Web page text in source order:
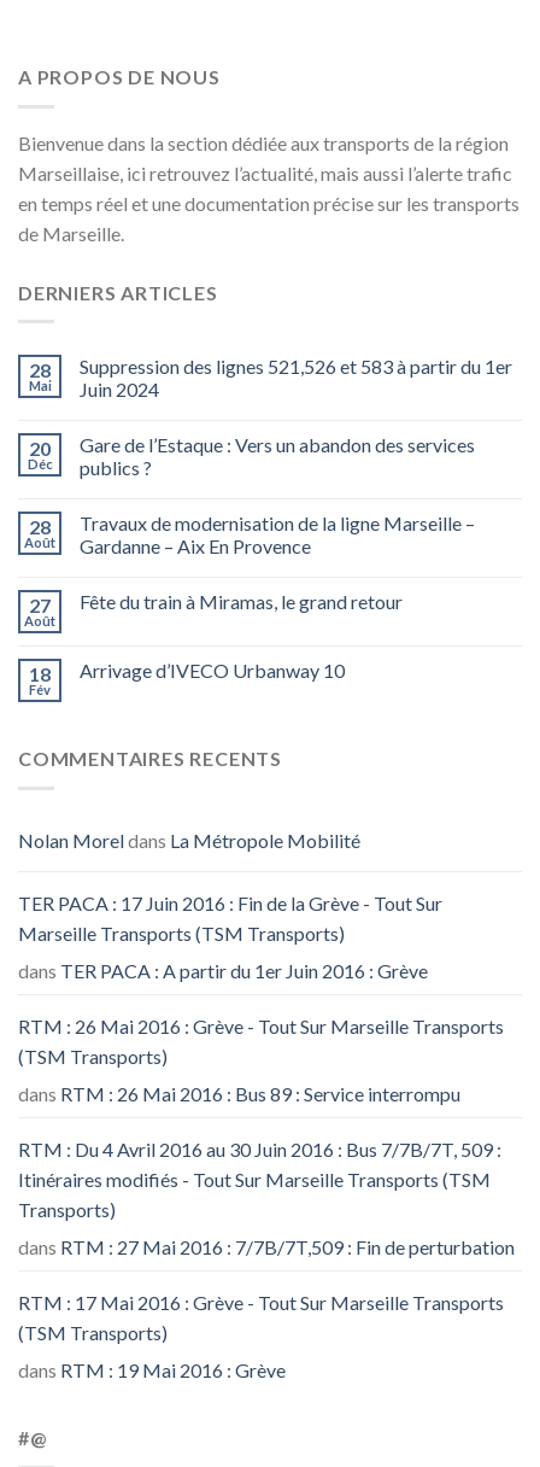
A PROPOS DE NOUS
Bienvenue dans la section dédiée aux transports de la région
Marseillaise, ici retrouvez l’actualité, mais aussi l’alerte trafic
en temps réel et une documentation précise sur les transports
de Marseille.
DERNIERS ARTICLES
28
Mai
Suppression des lignes 521,526 et 583 à partir du 1er
Juin 2024
20
Déc
Gare de l’Estaque : Vers un abandon des services
publics ?
28
Août
Travaux de modernisation de la ligne Marseille –
Gardanne – Aix En Provence
27
Août
Fête du train à Miramas, le grand retour
18
Fév
Arrivage d’IVECO Urbanway 10
COMMENTAIRES RECENTS
Nolan Moreldans La Métropole Mobilité
TER PACA : 17 Juin 2016 : Fin de la Grève - Tout Sur
Marseille Transports (TSM Transports)
dans TER PACA : A partir du 1er Juin 2016 : Grève
RTM : 26 Mai 2016 : Grève - Tout Sur Marseille Transports
(TSM Transports)
dans RTM : 26 Mai 2016 : Bus 89 : Service interrompu
RTM : Du 4 Avril 2016 au 30 Juin 2016 : Bus 7/7B/7T, 509 :
Itinéraires modifiés - Tout Sur Marseille Transports (TSM
Transports)
dans RTM : 27 Mai 2016 : 7/7B/7T,509 : Fin de perturbation
RTM : 17 Mai 2016 : Grève - Tout Sur Marseille Transports
(TSM Transports)
dans RTM : 19 Mai 2016 : Grève
#@